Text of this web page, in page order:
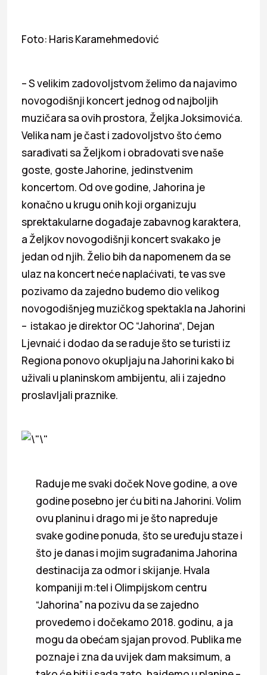
Foto: Haris Karamehmedović
– S velikim zadovoljstvom želimo da najavimo
novogodišnji koncert jednog od najboljih
muzičara sa ovih prostora, Željka Joksimovića.
Velika nam je čast i zadovoljstvo što ćemo
sarađivati sa Željkom i obradovati sve naše
goste, goste Jahorine, jedinstvenim
koncertom. Od ove godine, Jahorina je
konačno u krugu onih koji organizuju
sprektakularne događaje zabavnog karaktera,
a Željkov novogodišnji koncert svakako je
jedan od njih. Želio bih da napomenem da se
ulaz na koncert neće naplaćivati, te vas sve
pozivamo da zajedno budemo dio velikog
novogodišnjeg muzičkog spektakla na Jahorini
– istakao je direktor OC “Jahorina“, Dejan
Ljevnaić i dodao da se raduje što se turisti iz
Regiona ponovo okupljaju na Jahorini kako bi
uživali u planinskom ambijentu, ali i zajedno
proslavljali praznike.
Raduje me svaki doček Nove godine, a ove
godine posebno jer ću biti na Jahorini. Volim
ovu planinu i drago mi je što napreduje
svake godine ponuda, što se uređuju staze i
što je danas i mojim sugrađanima Jahorina
destinacija za odmor i skijanje. Hvala
kompaniji m:tel i Olimpijskom centru
“Jahorina” na pozivu da se zajedno
provedemo i dočekamo 2018. godinu, a ja
mogu da obećam sjajan provod. Publika me
poznaje i zna da uvijek dam maksimum, a